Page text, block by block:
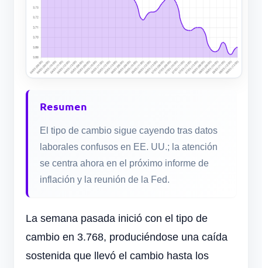
Resumen
El tipo de cambio sigue cayendo tras datos
laborales confusos en EE. UU.; la atención
se centra ahora en el próximo informe de
inflación y la reunión de la Fed.
La semana pasada inició con el tipo de
cambio en 3.768, produciéndose una caída
sostenida que llevó el cambio hasta los